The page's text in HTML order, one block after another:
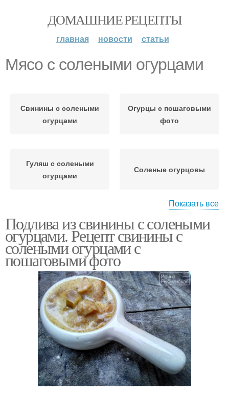
ДОМАШНИЕ РЕЦЕПТЫ
главная новости статьи
Мясо с солеными огурцами
Свинины с солеными
огурцами
Огурцы с пошаговыми
фото
Гуляш с солеными
огурцами
Соленые огурцовы
Соленые огурчики
огурцов
Соленые огурцы
Показать все
Подлива из свинины с солеными
огурцами. Рецепт свинины с
солеными огурцами с
пошаговыми фото